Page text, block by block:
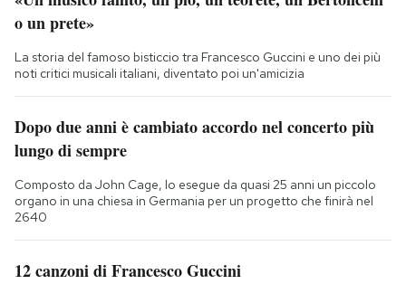
o un prete»
La storia del famoso bisticcio tra Francesco Guccini e uno dei più
noti critici musicali italiani, diventato poi un'amicizia
Dopo due anni è cambiato accordo nel concerto più
lungo di sempre
Composto da John Cage, lo esegue da quasi 25 anni un piccolo
organo in una chiesa in Germania per un progetto che finirà nel
2640
12 canzoni di Francesco Guccini